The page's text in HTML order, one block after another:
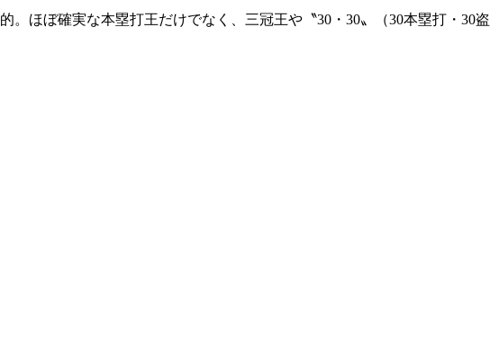
ほぼ確実な本塁打王だけでなく、三冠王や〝30・30〟（30本塁打・30盗